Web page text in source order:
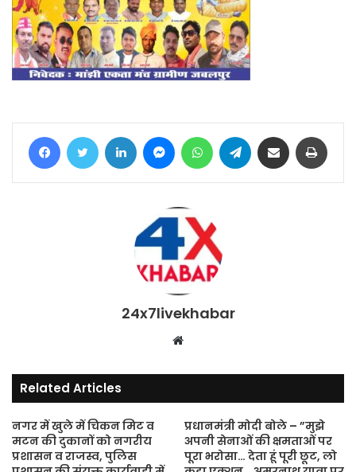
FacebookTwitter LinkedIn MessengerWhatsAppTelegram Share via Email
24x7livekhabar
Website
Related Articles
नगर में खुले में चिकन मिट व
मटन की दुकानों को नगरीय
प्रशासन व राजस्व, पुलिस
प्रधानमंत्री मोदी बोले – ”मुझे
अपनी सेनाओं की क्षमताओं पर
पूरा भरोसा… देता हूं पूरी छूट, लो